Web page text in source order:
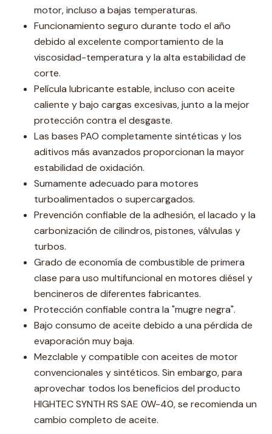
motor, incluso a bajas temperaturas.
Funcionamiento seguro durante todo el año
debido al excelente comportamiento de la
viscosidad-temperatura y la alta estabilidad de
corte.
Película lubricante estable, incluso con aceite
caliente y bajo cargas excesivas, junto a la mejor
protección contra el desgaste.
Las bases PAO completamente sintéticas y los
aditivos más avanzados proporcionan la mayor
estabilidad de oxidación.
Sumamente adecuado para motores
turboalimentados o supercargados.
Prevención confiable de la adhesión, el lacado y la
carbonización de cilindros, pistones, válvulas y
turbos.
Grado de economía de combustible de primera
clase para uso multifuncional en motores diésel y
bencineros de diferentes fabricantes.
Protección confiable contra la "mugre negra".
Bajo consumo de aceite debido a una pérdida de
evaporación muy baja.
Mezclable y compatible con aceites de motor
convencionales y sintéticos. Sin embargo, para
aprovechar todos los beneficios del producto
HIGHTEC SYNTH RS SAE 0W-40, se recomienda un
cambio completo de aceite.